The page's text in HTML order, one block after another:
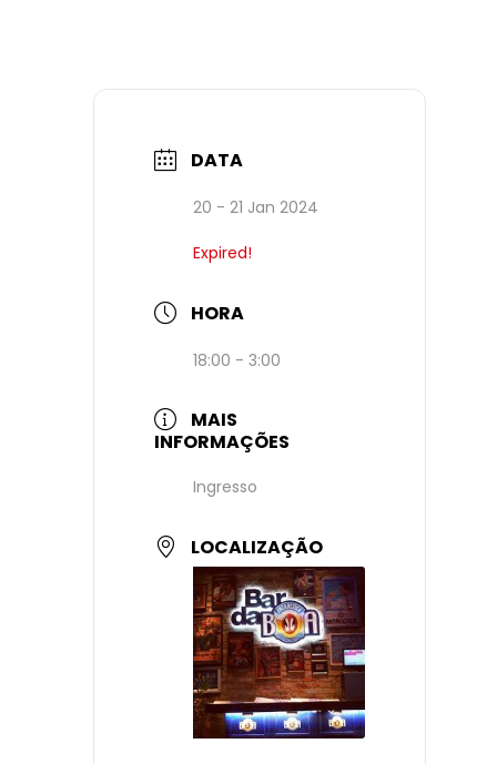
DATA
20 - 21 Jan 2024
Expired!
HORA
18:00 - 3:00
MAIS
INFORMAÇÕES
Ingresso
LOCALIZAÇÃO